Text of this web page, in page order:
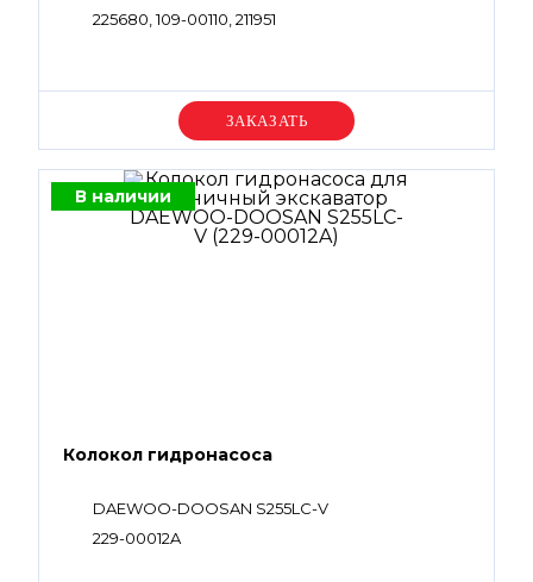
225680, 109-00110, 211951
Уточняйте цену
В наличии
Колокол гидронасоса
DAEWOO-DOOSAN S255LC-V
229-00012A